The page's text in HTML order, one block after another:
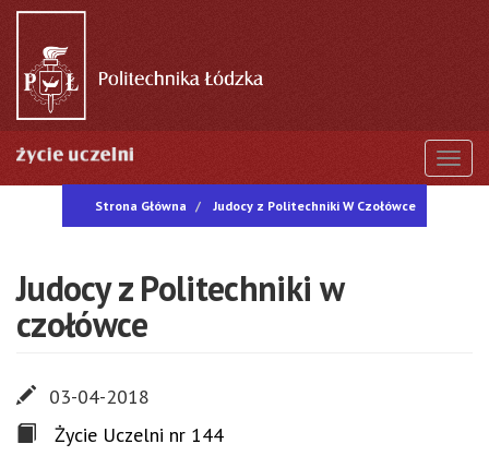
Przejdź
treści
Strona Główna Judocy z Politechniki W Czołówce
Judocy z Politechniki w
czołówce
03-04-2018
Życie Uczelni nr 144